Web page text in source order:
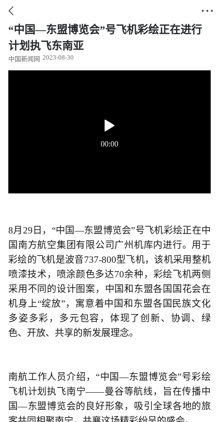
 
“中国—东盟博览会”号飞机彩绘正在进行
计划执飞东南亚
中国新闻网 2023-08-30
00:00
8月29日，“中国—东盟博览会”号飞机彩绘正在中
国南方航空集团有限公司广州机库内进行。用于
彩绘的飞机是波音737-800型飞机，该机采用整机
喷漆技术，喷涂颜色多达70余种，彩绘飞机两侧
采用不同的设计图案，中国和东盟各国国花会在
机身上“绽放”，寓意着中国和东盟各国民族文化
多姿多彩，多元包容，体现了创新、协调、绿
色、开放、共享的新发展理念。
南航工作人员介绍，“中国—东盟博览会”号彩绘
飞机计划执飞南宁——曼谷等航线，旨在传播中
国—东盟博览会的良好形象，吸引全球各地的旅